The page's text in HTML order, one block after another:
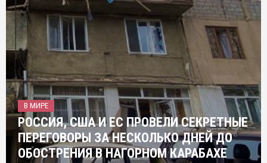
В МИРЕ
РОССИЯ, США И ЕС ПРОВЕЛИ СЕКРЕТНЫЕ
ПЕРЕГОВОРЫ ЗА НЕСКОЛЬКО ДНЕЙ ДО
ОБОСТРЕНИЯ В НАГОРНОМ КАРАБАХЕ